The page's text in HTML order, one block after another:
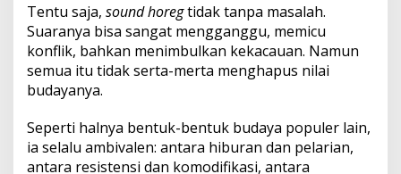
Tentu saja, sound horegtidak tanpa masalah.
Suaranya bisa sangat mengganggu, memicu
konflik, bahkan menimbulkan kekacauan. Namun
semua itu tidak serta-merta menghapus nilai
budayanya.
Seperti halnya bentuk-bentuk budaya populer lain,
ia selalu ambivalen: antara hiburan dan pelarian,
antara resistensi dan komodifikasi, antara